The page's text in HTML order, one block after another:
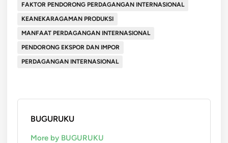
FAKTOR PENDORONG PERDAGANGAN INTERNASIONAL
KEANEKARAGAMAN PRODUKSI
MANFAAT PERDAGANGAN INTERNASIONAL
PENDORONG EKSPOR DAN IMPOR
PERDAGANGAN INTERNASIONAL
BUGURUKU
More by BUGURUKU